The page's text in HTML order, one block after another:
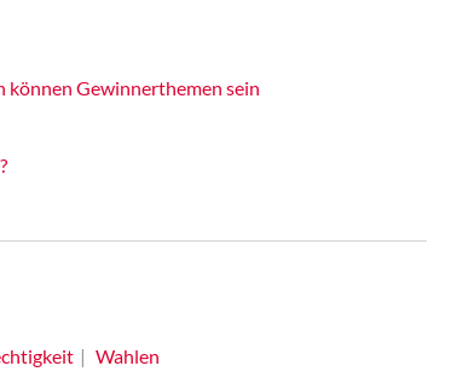
können Gewinnerthemen sein
Wahlen